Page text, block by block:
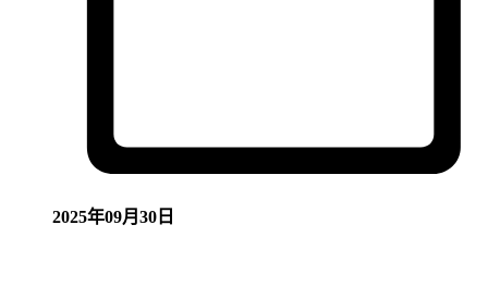
2025年09月30日